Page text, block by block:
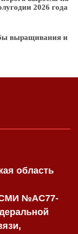
2026 года
выращивания и
область
СМИ №AC77-